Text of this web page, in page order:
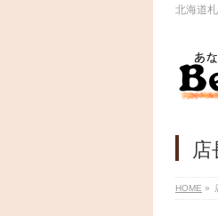
北海道
店
HOME »